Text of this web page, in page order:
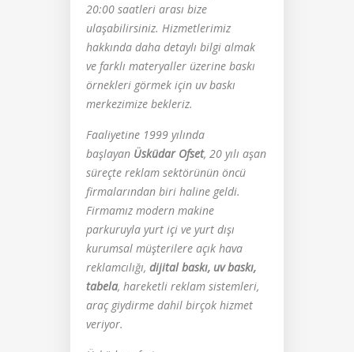
20:00 saatleri arası bize
ulaşabilirsiniz. Hizmetlerimiz
hakkında daha detaylı bilgi almak
ve farklı materyaller üzerine baskı
örnekleri görmek için uv baskı
merkezimize bekleriz.
Faaliyetine 1999 yılında
başlayan Üsküdar Ofset, 20 yılı aşan
süreçte reklam sektörünün öncü
firmalarından biri haline geldi.
Firmamız modern makine
parkuruyla yurt içi ve yurt dışı
kurumsal müşterilere açık hava
reklamcılığı, dijital baskı, uv baskı,
tabela, hareketli reklam sistemleri,
araç giydirme dahil birçok hizmet
veriyor.